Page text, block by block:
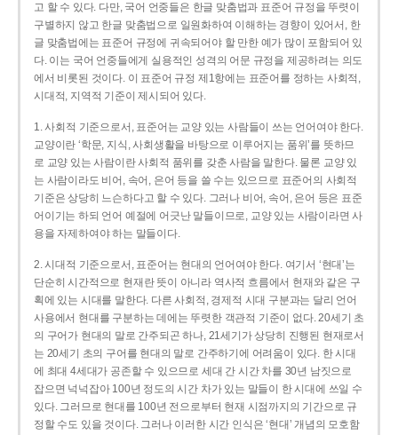
고 할 수 있다. 다만, 국어 언중들은 한글 맞춤법과 표준어 규정을 뚜렷이
구별하지 않고 한글 맞춤법으로 일원화하여 이해하는 경향이 있어서, 한
글 맞춤법에는 표준어 규정에 귀속되어야 할 만한 예가 많이 포함되어 있
다. 이는 국어 언중들에게 실용적인 성격의 어문 규정을 제공하려는 의도
에서 비롯된 것이다. 이 표준어 규정 제1항에는 표준어를 정하는 사회적,
시대적, 지역적 기준이 제시되어 있다.
1. 사회적 기준으로서, 표준어는 교양 있는 사람들이 쓰는 언어여야 한다.
교양이란 ‘학문, 지식, 사회생활을 바탕으로 이루어지는 품위’를 뜻하므
로 교양 있는 사람이란 사회적 품위를 갖춘 사람을 말한다. 물론 교양 있
는 사람이라도 비어, 속어, 은어 등을 쓸 수는 있으므로 표준어의 사회적
기준은 상당히 느슨하다고 할 수 있다. 그러나 비어, 속어, 은어 등은 표준
어이기는 하되 언어 예절에 어긋난 말들이므로, 교양 있는 사람이라면 사
용을 자제하여야 하는 말들이다.
2. 시대적 기준으로서, 표준어는 현대의 언어여야 한다. 여기서 ‘현대’는
단순히 시간적으로 현재란 뜻이 아니라 역사적 흐름에서 현재와 같은 구
획에 있는 시대를 말한다. 다른 사회적, 경제적 시대 구분과는 달리 언어
사용에서 현대를 구분하는 데에는 뚜렷한 객관적 기준이 없다. 20세기 초
의 구어가 현대의 말로 간주되곤 하나, 21세기가 상당히 진행된 현재로서
는 20세기 초의 구어를 현대의 말로 간주하기에 어려움이 있다. 한 시대
에 최대 4세대가 공존할 수 있으므로 세대 간 시간 차를 30년 남짓으로
잡으면 넉넉잡아 100년 정도의 시간 차가 있는 말들이 한 시대에 쓰일 수
있다. 그러므로 현대를 100년 전으로부터 현재 시점까지의 기간으로 규
정할 수도 있을 것이다. 그러나 이러한 시간 인식은 ‘현대’ 개념의 모호함